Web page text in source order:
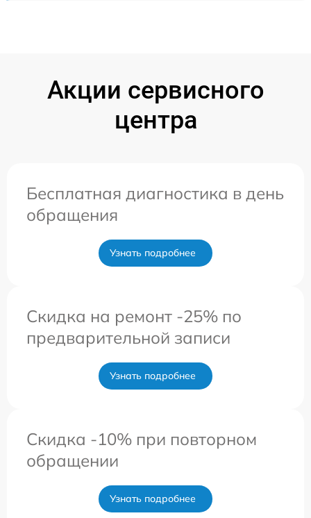
Акции сервисного
центра
Бесплатная диагностика в день
обращения
Узнать подробнее
Скидка на ремонт -25% по
предварительной записи
Узнать подробнее
Скидка -10% при повторном
обращении
Узнать подробнее